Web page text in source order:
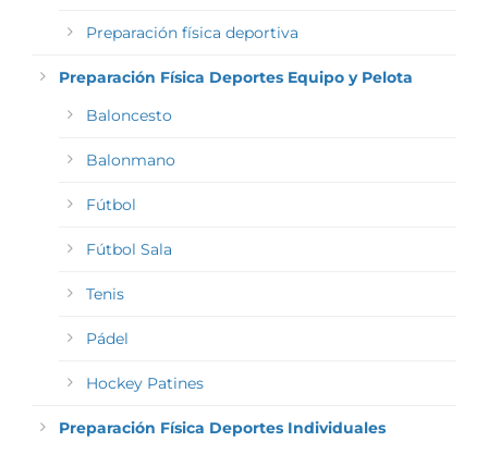
Preparación física deportiva
Preparación Física Deportes Equipo y Pelota
Baloncesto
Balonmano
Fútbol
Fútbol Sala
Tenis
Pádel
Hockey Patines
Preparación Física Deportes Individuales